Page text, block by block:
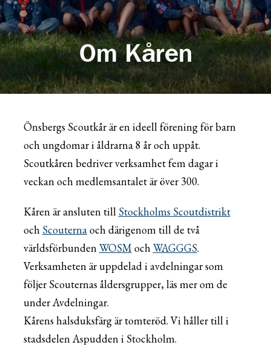
Om Kåren
Önsbergs Scoutkår är en ideell förening för barn
och ungdomar i åldrarna 8 år och uppåt.
Scoutkåren bedriver verksamhet fem dagar i
veckan och medlemsantalet är över 300.
Kåren är ansluten till Stockholms Scoutdistrikt
och Scouternaoch därigenom till de två
världsförbundenWOSMochWAGGGS.
Verksamheten är uppdelad i avdelningar som
följer Scouternas åldersgrupper, läs mer om de
under Avdelningar.
Kårens halsduksfärg är tomteröd. Vi håller till i
stadsdelen Aspudden i Stockholm.